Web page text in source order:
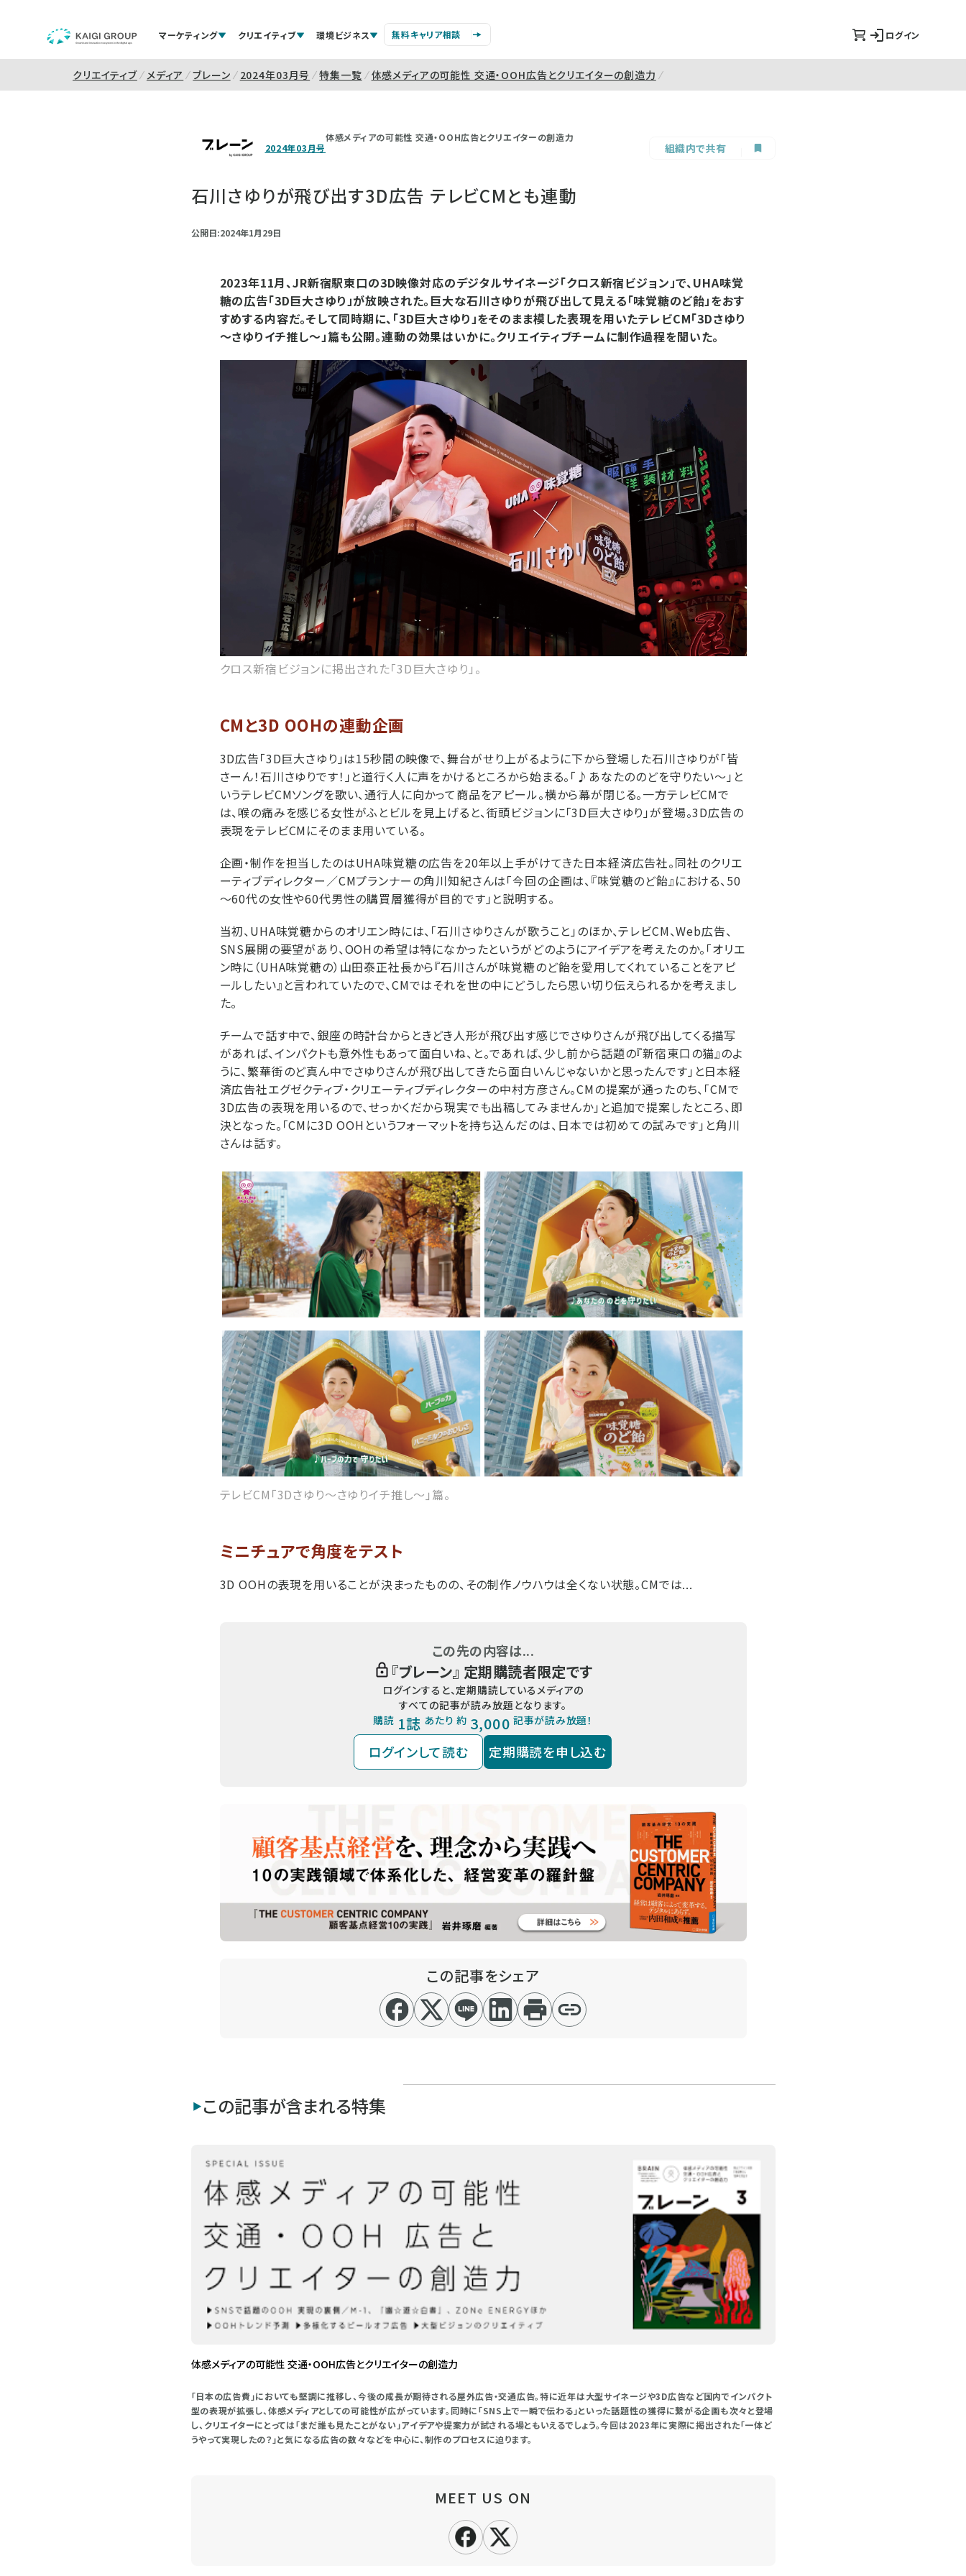
マーケティング クリエイティブ 環境ビジネス 無料キャリア相談 ログイン
クリエイティブ メディア ブレーン 2024年03月号 特集一覧 体感メディアの可能性 交通・OOH広告とクリエイターの創造力
2024年03月号
体感メディアの可能性 交通・OOH広告とクリエイターの創造力
組織内で共有
石川さゆりが飛び出す3D広告 テレビCMとも連動
公開日:2024年1月29日
2023年11月、JR新宿駅東口の3D映像対応のデジタルサイネージ「クロス新宿ビジョン」で、UHA味覚
糖の広告「3D巨大さゆり」が放映された。巨大な石川さゆりが飛び出して見える「味覚糖のど飴」をおす
すめする内容だ。そして同時期に、「3D巨大さゆり」をそのまま模した表現を用いたテレビCM「3Dさゆり
～さゆりイチ推し～」篇も公開。連動の効果はいかに。クリエイティブチームに制作過程を聞いた。
クロス新宿ビジョンに掲出された「3D巨大さゆり」。
CMと3D OOHの連動企画
3D広告「3D巨大さゆり」は15秒間の映像で、舞台がせり上がるように下から登場した石川さゆりが「皆
さーん！石川さゆりです！」と道行く人に声をかけるところから始まる。「♪あなたののどを守りたい～」と
いうテレビCMソングを歌い、通行人に向かって商品をアピール。横から幕が閉じる。一方テレビCMで
は、喉の痛みを感じる女性がふとビルを見上げると、街頭ビジョンに「3D巨大さゆり」が登場。3D広告の
表現をテレビCMにそのまま用いている。
企画・制作を担当したのはUHA味覚糖の広告を20年以上手がけてきた日本経済広告社。同社のクリエ
ーティブディレクター／CMプランナーの角川知紀さんは「今回の企画は、『味覚糖のど飴』における、50
～60代の女性や60代男性の購買層獲得が目的です」と説明する。
当初、UHA味覚糖からのオリエン時には、「石川さゆりさんが歌うこと」のほか、テレビCM、Web広告、
SNS展開の要望があり、OOHの希望は特になかったというがどのようにアイデアを考えたのか。「オリエ
ン時に（UHA味覚糖の）山田泰正社長から『石川さんが味覚糖のど飴を愛用してくれていることをアピ
ールしたい』と言われていたので、CMではそれを世の中にどうしたら思い切り伝えられるかを考えまし
た。
チームで話す中で、銀座の時計台からときどき人形が飛び出す感じでさゆりさんが飛び出してくる描写
があれば、インパクトも意外性もあって面白いね、と。であれば、少し前から話題の『新宿東口の猫』のよ
うに、繁華街のど真ん中でさゆりさんが飛び出してきたら面白いんじゃないかと思ったんです」と日本経
済広告社エグゼクティブ・クリエーティブディレクターの中村方彦さん。CMの提案が通ったのち、「CMで
3D広告の表現を用いるので、せっかくだから現実でも出稿してみませんか」と追加で提案したところ、即
決となった。「CMに3D OOHというフォーマットを持ち込んだのは、日本では初めての試みです」と角川
さんは話す。
テレビCM｢3Dさゆり～さゆりイチ推し～｣篇。
ミニチュアで角度をテスト
3D OOHの表現を用いることが決まったものの、その制作ノウハウは全くない状態。CMでは...
この先の内容は...
『ブレーン』 定期購読者限定です
ログインすると、定期購読しているメディアの
すべての記事が読み放題となります。
購読 1誌 あたり 約 3,000 記事が読み放題！
ログインして読む 定期購読を申し込む
この記事をシェア
この記事が含まれる特集
体感メディアの可能性 交通・OOH広告とクリエイターの創造力
「日本の広告費」においても堅調に推移し、今後の成長が期待される屋外広告・交通広告。特に近年は大型サイネージや3D広告など国内でインパクト
型の表現が拡張し、体感メディアとしての可能性が広がっています。同時に「SNS上で一瞬で伝わる」といった話題性の獲得に繋がる企画も次々と登場
し、クリエイターにとっては「まだ誰も見たことがない」アイデアや提案力が試される場ともいえるでしょう。今回は2023年に実際に掲出された「一体ど
うやって実現したの？」と気になる広告の数々などを中心に、制作のプロセスに迫ります。
MEET US ON